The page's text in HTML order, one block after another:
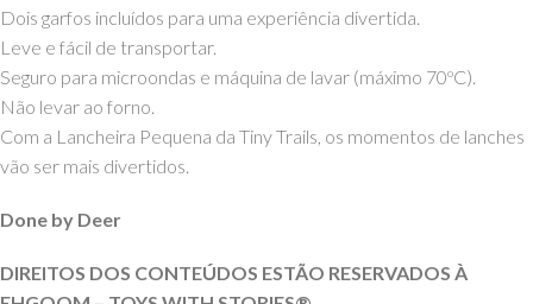
Dois garfos incluídos para uma experiência divertida.
Leve e fácil de transportar.
Seguro para microondas e máquina de lavar (máximo 70ºC).
Não levar ao forno.
Com a Lancheira Pequena da Tiny Trails, os momentos de lanches
vão ser mais divertidos.
Done by Deer
DIREITOS DOS CONTEÚDOS ESTÃO RESERVADOS À